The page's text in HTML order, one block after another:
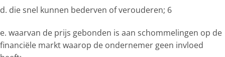
d. die snel kunnen bederven of verouderen; 6
e. waarvan de prijs gebonden is aan schommelingen op de
financiële markt waarop de ondernemer geen invloed